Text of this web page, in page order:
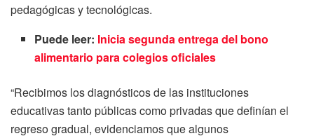
pedagógicas y tecnológicas.
Puede leer: Inicia segunda entrega del bono
alimentario para colegios oficiales
“Recibimos los diagnósticos de las instituciones
educativas tanto públicas como privadas que definían el
regreso gradual, evidenciamos que algunos